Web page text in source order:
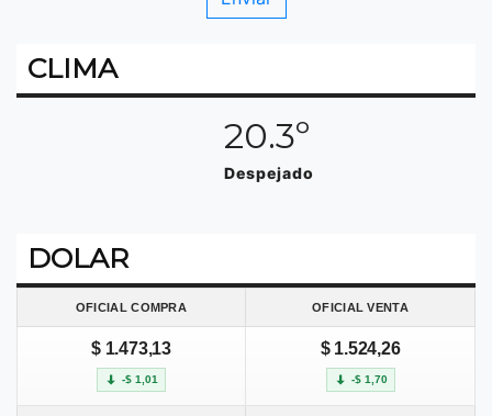
CLIMA
20.3º
Despejado
DOLAR
OFICIAL COMPRA OFICIAL VENTA
$ 1.473,13
-$ 1,01
$ 1.524,26
-$ 1,70